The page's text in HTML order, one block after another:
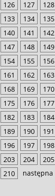
126 127 128
133 134 135
140 141 142
147 148 149
154 155 156
161 162 163
168 169 170
175 176 177
182 183 184
189 190 191
196 197 198
203 204 205
210 następna